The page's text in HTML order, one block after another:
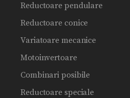
Reductoare pendulare
Reductoare conice
Variatoare mecanice
Motoinvertoare
Combinari posibile
Reductoare speciale